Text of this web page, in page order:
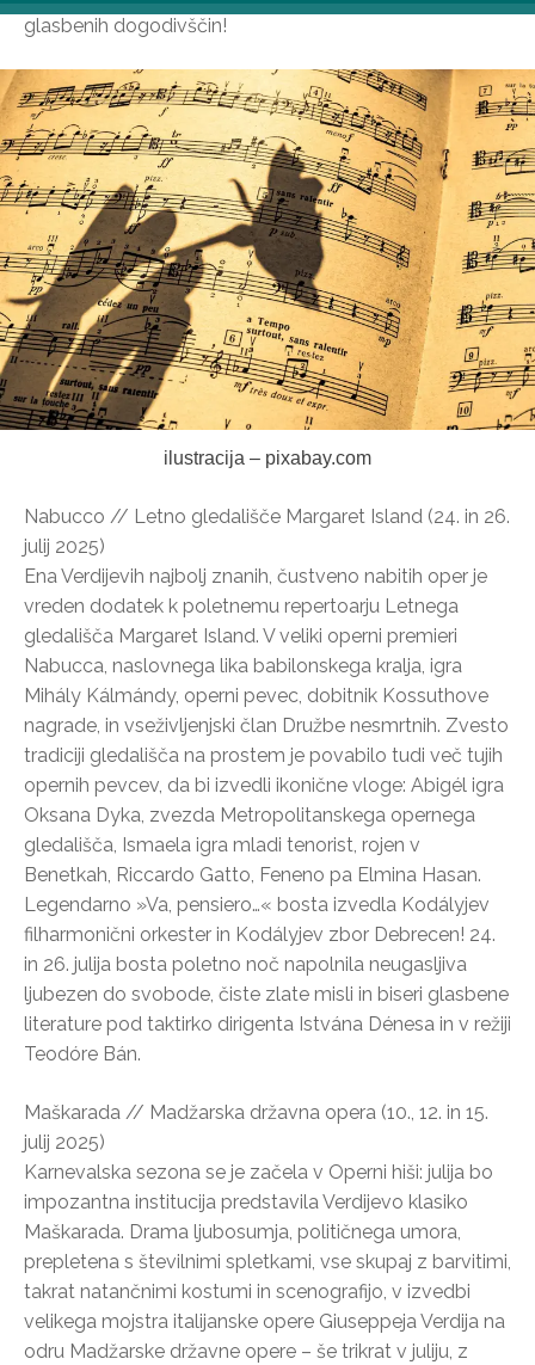
glasbenih dogodivščin!
ilustracija – pixabay.com
Nabucco // Letno gledališče Margaret Island (24. in 26.
julij 2025)
Ena Verdijevih najbolj znanih, čustveno nabitih oper je
vreden dodatek k poletnemu repertoarju Letnega
gledališča Margaret Island. V veliki operni premieri
Nabucca, naslovnega lika babilonskega kralja, igra
Mihály Kálmándy, operni pevec, dobitnik Kossuthove
nagrade, in vseživljenjski član Družbe nesmrtnih. Zvesto
tradiciji gledališča na prostem je povabilo tudi več tujih
opernih pevcev, da bi izvedli ikonične vloge: Abigél igra
Oksana Dyka, zvezda Metropolitanskega opernega
gledališča, Ismaela igra mladi tenorist, rojen v
Benetkah, Riccardo Gatto, Feneno pa Elmina Hasan.
Legendarno »Va, pensiero…« bosta izvedla Kodályjev
filharmonični orkester in Kodályjev zbor Debrecen! 24.
in 26. julija bosta poletno noč napolnila neugasljiva
ljubezen do svobode, čiste zlate misli in biseri glasbene
literature pod taktirko dirigenta Istvána Dénesa in v režiji
Teodóre Bán.
Maškarada // Madžarska državna opera (10., 12. in 15.
julij 2025)
Karnevalska sezona se je začela v Operni hiši: julija bo
impozantna institucija predstavila Verdijevo klasiko
Maškarada. Drama ljubosumja, političnega umora,
prepletena s številnimi spletkami, vse skupaj z barvitimi,
takrat natančnimi kostumi in scenografijo, v izvedbi
velikega mojstra italijanske opere Giuseppeja Verdija na
odru Madžarske državne opere – še trikrat v juliju, z